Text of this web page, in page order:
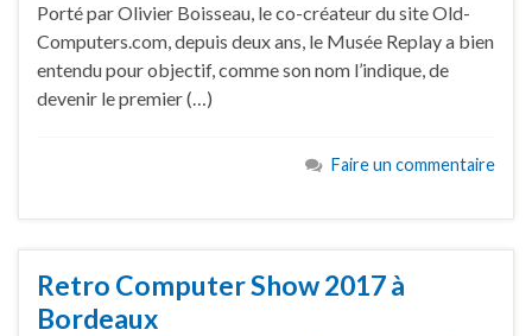
Porté par Olivier Boisseau, le co-créateur du site Old-
Computers.com, depuis deux ans, le Musée Replay a bien
entendu pour objectif, comme son nom l’indique, de
devenir le premier (…)
Faire un commentaire
Retro Computer Show 2017 à
Bordeaux